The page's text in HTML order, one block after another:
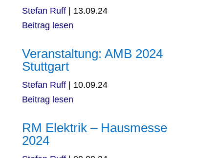
Stefan Ruff
13.09.24
Beitrag lesen
Veranstaltung: AMB 2024
Stuttgart
Stefan Ruff
10.09.24
Beitrag lesen
RM Elektrik – Hausmesse
2024